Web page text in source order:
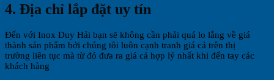
4. Địa chỉ lắp đặt uy tín
Đến với Inox Duy Hải bạn sẽ không cần phải quá lo lắng về giá
thành sản phẩm bởi chúng tôi luôn cạnh tranh giá cả trên thị
trường liên tục mà từ đó đưa ra giá cả hợp lý nhất khi đến tay các
khách hàng